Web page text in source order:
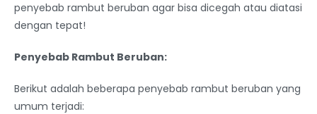
penyebab rambut beruban agar bisa dicegah atau diatasi
dengan tepat!
Penyebab Rambut Beruban:
Berikut adalah beberapa penyebab rambut beruban yang
umum terjadi: